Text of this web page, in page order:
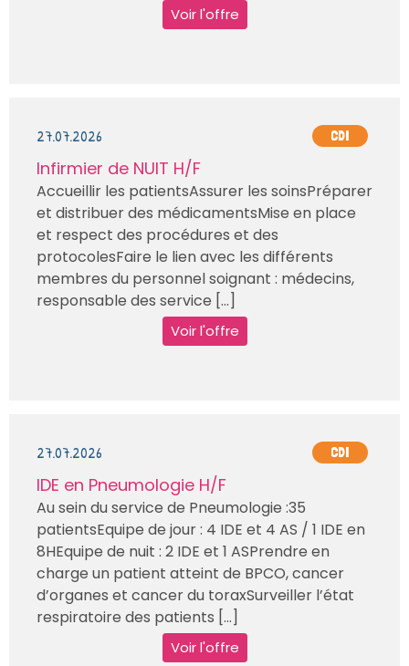
Voir l'offre
27.07.2026 CDI
Infirmier de NUIT H/F
Accueillir les patientsAssurer les soinsPréparer
et distribuer des médicamentsMise en place
et respect des procédures et des
protocolesFaire le lien avec les différents
membres du personnel soignant : médecins,
responsable des service [...]
Voir l'offre
27.07.2026 CDI
IDE en Pneumologie H/F
Au sein du service de Pneumologie :35
patientsEquipe de jour : 4 IDE et 4 AS / 1 IDE en
8HEquipe de nuit : 2 IDE et 1 ASPrendre en
charge un patient atteint de BPCO, cancer
d’organes et cancer du toraxSurveiller l’état
respiratoire des patients [...]
Voir l'offre